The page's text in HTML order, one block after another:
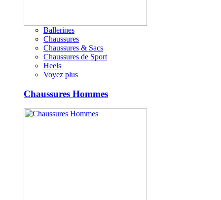
Ballerines
Chaussures
Chaussures & Sacs
Chaussures de Sport
Heels
Voyez plus
Chaussures Hommes